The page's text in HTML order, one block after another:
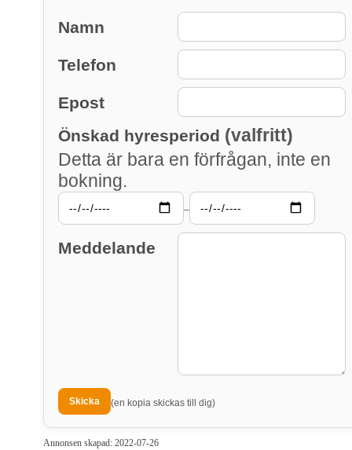
Namn
Telefon
Epost
Önskad hyresperiod (valfritt)
Detta är bara en förfrågan, inte en
bokning.
–
Meddelande
(en kopia skickas till dig)
Annonsen skapad: 2022-07-26